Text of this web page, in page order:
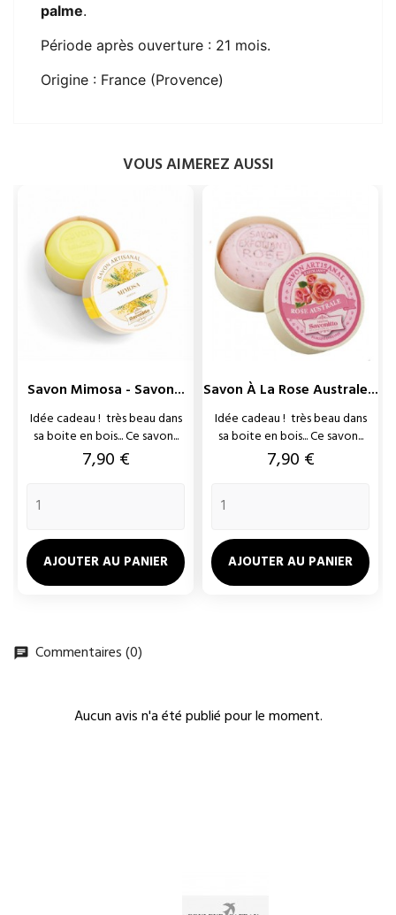
palme.
Période après ouverture : 21 mois.
Origine : France (Provence)
VOUS AIMEREZ AUSSI
Savon Mimosa - Savon...
Idée cadeau ! très beau dans
sa boite en bois... Ce savon...
Prix
7,90 €
AJOUTER AU PANIER
Savon À La Rose Australe...
Idée cadeau ! très beau dans
sa boite en bois... Ce savon...
Prix
7,90 €
AJOUTER AU PANIER
Commentaires (0)
Aucun avis n'a été publié pour le moment.